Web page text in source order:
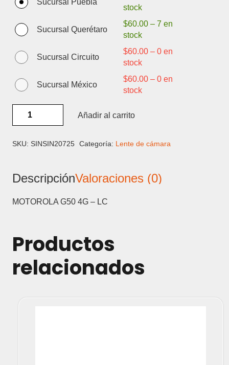
Sucursal Puebla
stock
Sucursal Querétaro
$60.00 –7 en
stock
Sucursal Circuito
$60.00 –0 en
stock
Sucursal México
$60.00 –0 en
stock
-
CAMARA
Añadir al carrito
SKU: SINSIN20725 Categoría: Lente de cámara
DescripciónValoraciones (0)
MOTOROLA G50 4G – LC
Productos
relacionados